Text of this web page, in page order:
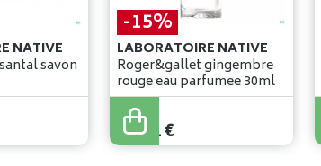
NATIVE
savon
-15%
LABORATOIRE NATIVE
Roger&gallet gingembre
rouge eau parfumee 30ml
19,90
16,91€